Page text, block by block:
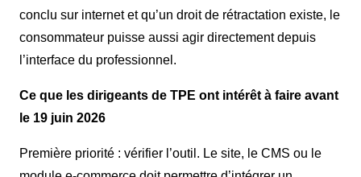
conclu sur internet et qu’un droit de rétractation existe, le
consommateur puisse aussi agir directement depuis
l’interface du professionnel.
Ce que les dirigeants de TPE ont intérêt à faire avant
le 19 juin 2026
Première priorité : vérifier l’outil. Le site, le CMS ou le